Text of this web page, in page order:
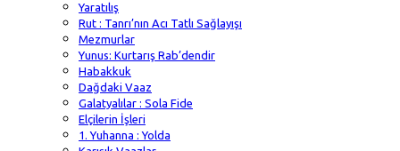
Yaratılış
Rut : Tanrı’nın Acı Tatlı Sağlayışı
Mezmurlar
Yunus: Kurtarış Rab’dendir
Habakkuk
Dağdaki Vaaz
Galatyalılar : Sola Fide
Elçilerin İşleri
1. Yuhanna : Yolda